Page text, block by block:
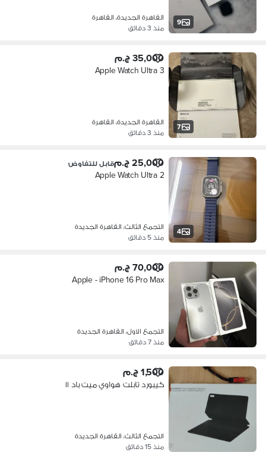
9
القاهرة الجديدة، القاهرة
منذ 3 دقائق
7
35,000 ج.م
Apple Watch Ultra 3
القاهرة الجديدة، القاهرة
منذ 3 دقائق
4
25,000 ج.م قابل للتفاوض
Apple Watch Ultra 2
التجمع الثالث، القاهرة الجديدة
منذ 5 دقائق
70,000 ج.م
Apple - iPhone 16 Pro Max
التجمع الاول، القاهرة الجديدة
منذ 7 دقائق
1,500 ج.م
كيبورد تابلت هواوي ميت باد ١١
التجمع الثالث، القاهرة الجديدة
منذ 15 دقائق